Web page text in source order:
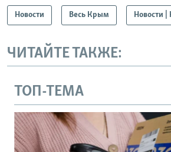
Новости Весь Крым Новости
ЧИТАЙТЕ ТАКЖЕ:
ТОП-ТЕМА